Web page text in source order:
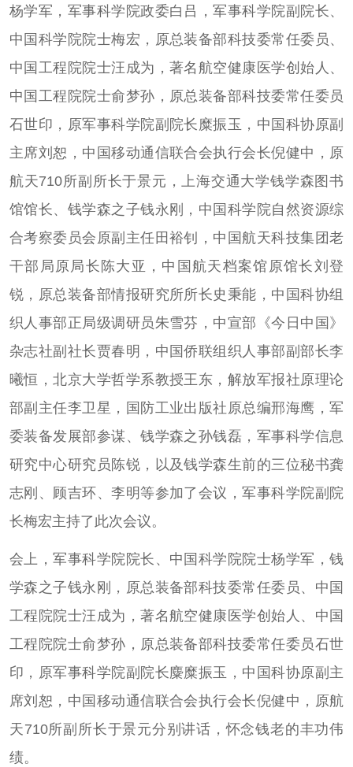
杨学军，军事科学院政委白吕，军事科学院副院长、
中国科学院院士梅宏，原总装备部科技委常任委员、
中国工程院院士汪成为，著名航空健康医学创始人、
中国工程院院士俞梦孙，原总装备部科技委常任委员
石世印，原军事科学院副院长糜振玉，中国科协原副
主席刘恕，中国移动通信联合会执行会长倪健中，原
航天710所副所长于景元，上海交通大学钱学森图书
馆馆长、钱学森之子钱永刚，中国科学院自然资源综
合考察委员会原副主任田裕钊，中国航天科技集团老
干部局原局长陈大亚，中国航天档案馆原馆长刘登
锐，原总装备部情报研究所所长史秉能，中国科协组
织人事部正局级调研员朱雪芬，中宣部《今日中国》
杂志社副社长贾春明，中国侨联组织人事部副部长李
曦恒，北京大学哲学系教授王东，解放军报社原理论
部副主任李卫星，国防工业出版社原总编邢海鹰，军
委装备发展部参谋、钱学森之孙钱磊，军事科学信息
研究中心研究员陈锐，以及钱学森生前的三位秘书龚
志刚、顾吉环、李明等参加了会议，军事科学院副院
长梅宏主持了此次会议。
会上，军事科学院院长、中国科学院院士杨学军，钱
学森之子钱永刚，原总装备部科技委常任委员、中国
工程院院士汪成为，著名航空健康医学创始人、中国
工程院院士俞梦孙，原总装备部科技委常任委员石世
印，原军事科学院副院长麋糜振玉，中国科协原副主
席刘恕，中国移动通信联合会执行会长倪健中，原航
天710所副所长于景元分别讲话，怀念钱老的丰功伟
绩。